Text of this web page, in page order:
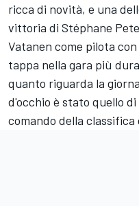
ricca di novità, e una
vittoria di Stéphane
Vatanen come pilota
tappa nella gara più
quanto riguarda la
d'occhio è stato quello
comando della classifica